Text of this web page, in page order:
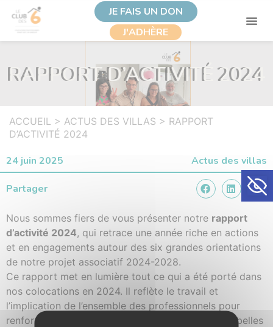
Ouvrir
JE FAIS UN DON
J'ADHÈRE
RAPPORT D’ACTIVITÉ 2024
ACCUEIL > ACTUS DES VILLAS > RAPPORT
D’ACTIVITÉ 2024
24 juin 2025 Actus des villas
Partager
Nous sommes fiers de vous présenter notre rapport
d’activité 2024, qui retrace une année riche en actions
et en engagements autour des six grandes orientations
de notre projet associatif 2024-2028.
Ce rapport met en lumière tout ce qui a été porté dans
nos colocations en 2024. Il reflète le travail et
l’implication de l’ensemble des professionnels pour
renforcer le pouvoir d’agir des colocataires et les belles